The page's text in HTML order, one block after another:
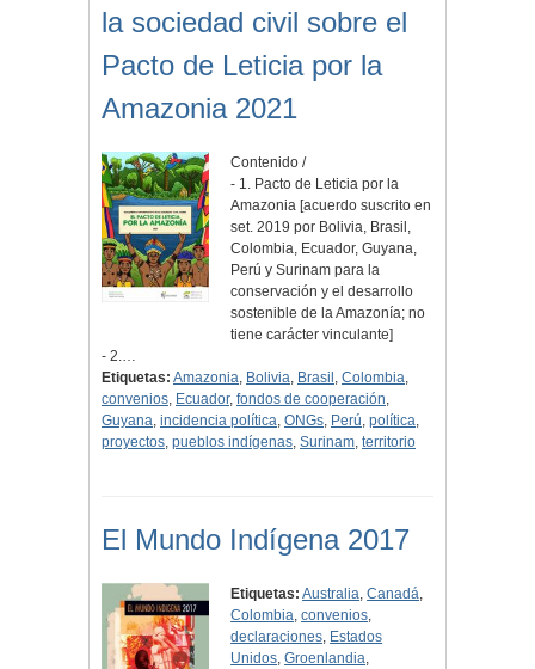
la sociedad civil sobre el
Pacto de Leticia por la
Amazonia 2021
Contenido /
- 1. Pacto de Leticia por la
Amazonia [acuerdo suscrito en
set. 2019 por Bolivia, Brasil,
Colombia, Ecuador, Guyana,
Perú y Surinam para la
conservación y el desarrollo
sostenible de la Amazonía; no
tiene carácter vinculante]
- 2.…
Etiquetas: Amazonia, Bolivia, Brasil , Colombia,
convenios, Ecuador, fondos de cooperación,
Guyana, incidencia política, ONGs, Perú, política,
proyectos, pueblos indígenas, Surinam, territorio
El Mundo Indígena 2017
Etiquetas: Australia,Canadá,
Colombia,convenios,
declaraciones, Estados
Unidos,Groenlandia,